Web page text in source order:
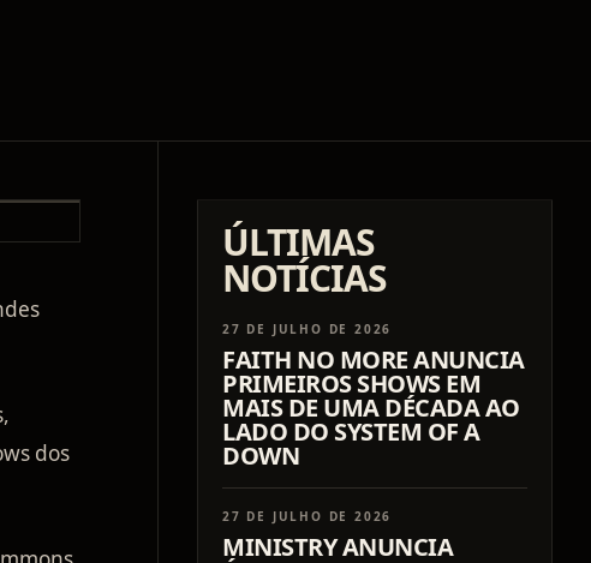
dos
ÚLTIMAS
NOTÍCIAS
27 DE JULHO DE 2026
FAITH NO MORE ANUNCIA
PRIMEIROS SHOWS EM
MAIS DE UMA DÉCADA AO
LADO DO SYSTEM OF A
DOWN
27 DE JULHO DE 2026
MINISTRY ANUNCIA